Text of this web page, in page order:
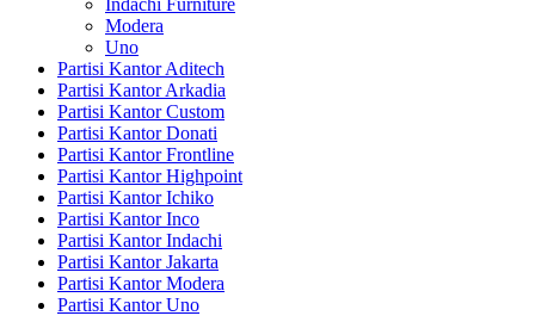
Indachi Furniture
Modera
Uno
Partisi Kantor Aditech
Partisi Kantor Arkadia
Partisi Kantor Custom
Partisi Kantor Donati
Partisi Kantor Frontline
Partisi Kantor Highpoint
Partisi Kantor Ichiko
Partisi Kantor Inco
Partisi Kantor Indachi
Partisi Kantor Jakarta
Partisi Kantor Modera
Partisi Kantor Uno